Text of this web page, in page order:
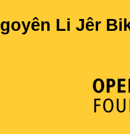
Li Jêr